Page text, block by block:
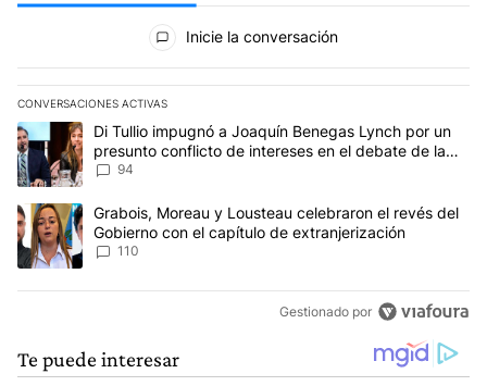
Todos los comentarios
Inicie la conversación
CONVERSACIONES ACTIVAS
Este listado muestra los artículos con más comentarios en los
Un artículo de tendencia con el título "Di Tullio impugnó a
Di Tullio impugnó a Joaquín Benegas Lynch por un
presunto conflicto de intereses en el debate de la
Ley de Tierras
94
Un artículo de tendencia con el título "Grabois, Moreau y
Grabois, Moreau y Lousteau celebraron el revés del
Gobierno con el capítulo de extranjerización
110
Gestionado por